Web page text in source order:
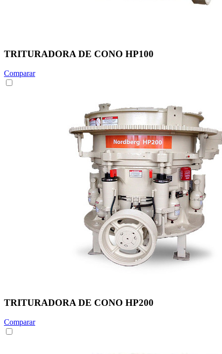
TRITURADORA DE CONO HP100
Comparar
TRITURADORA DE CONO HP200
Comparar